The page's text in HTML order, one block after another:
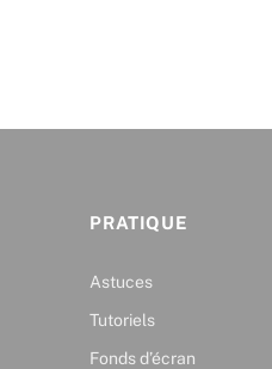
PRATIQUE
Astuces
Tutoriels
Fonds d’écran